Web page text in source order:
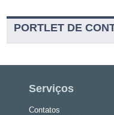
PORTLET DE
Serviços
Contatos